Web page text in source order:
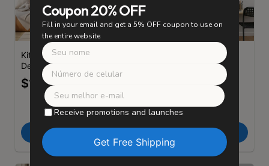
Coupon 20% OFF
Fill in your email and get a 5% OFF coupon to use on
the entire website
Receive promotions and launches
Kit 3 Quadros
Decorativos Sabedoria
Força Coragem
$104.40 USD
Decorativos Macacos
$104.40 USD